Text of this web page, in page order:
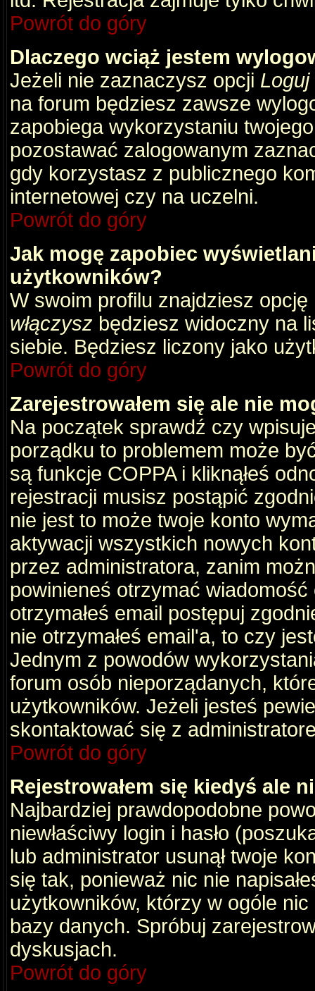
Powrót do góry
Dlaczego wciąż jestem
Jeżeli nie zaznaczysz opcji
na forum będziesz zawsze
zapobiega wykorzystaniu
pozostawać zalogowanym
gdy korzystasz z publicznego
internetowej czy na uczelni.
Powrót do góry
Jak mogę zapobiec
użytkowników?
W swoim profilu znajdziesz opcję
włączysz będziesz widoczny na
siebie. Będziesz liczony jako
Powrót do góry
Zarejestrowałem się ale nie
Na początek sprawdź czy
porządku to problemem może
są funkcje COPPA i kliknąłeś
rejestracji musisz postąpić
nie jest to może twoje konto
aktywacji wszystkich nowych
przez administratora, zanim
powinieneś otrzymać
otrzymałeś email postępuj
nie otrzymałeś email'a, to czy
Jednym z powodów
forum osób nieporządanych,
użytkowników. Jeżeli jesteś
skontaktować się z
Powrót do góry
Rejestrowałem się kiedyś ale
Najbardziej prawdopodobne
niewłaściwy login i hasło
lub administrator usunął twoje
się tak, ponieważ nic nie
użytkowników, którzy w ogóle
bazy danych. Spróbuj
dyskusjach.
Powrót do góry